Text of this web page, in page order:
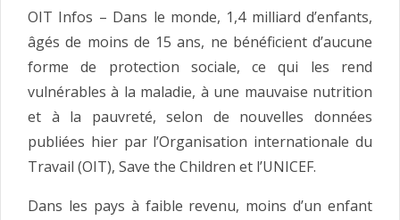
OIT Infos – Dans le monde, 1,4 milliard d’enfants,
âgés de moins de 15 ans, ne bénéficient d’aucune
forme de protection sociale, ce qui les rend
vulnérables à la maladie, à une mauvaise nutrition
et à la pauvreté, selon de nouvelles données
publiées hier par l’Organisation internationale du
Travail (OIT), Save the Children et l’UNICEF.
Dans les pays à faible revenu, moins d’un enfant